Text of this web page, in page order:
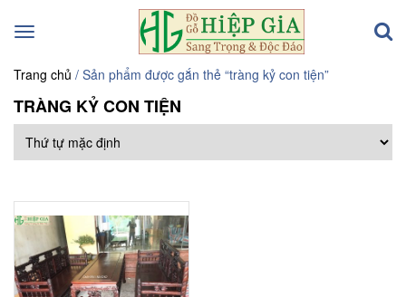
Toggle
Trang chủ / Sản phẩm được gắn thẻ “tràng kỷ con tiện”
TRÀNG KỶ CON TIỆN